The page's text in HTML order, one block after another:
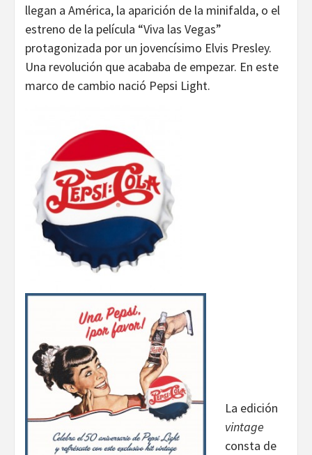
llegan a América, la aparición de la minifalda, o el
estreno de la película “Viva las Vegas”
protagonizada por un jovencísimo Elvis Presley.
Una revolución que acababa de empezar. En este
marco de cambio nació Pepsi Light.
La edición
vintage
consta de